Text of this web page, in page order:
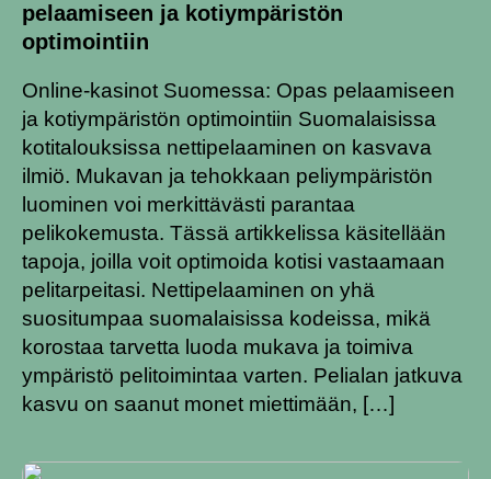
pelaamiseen ja kotiympäristön
optimointiin
Online-kasinot Suomessa: Opas pelaamiseen
ja kotiympäristön optimointiin Suomalaisissa
kotitalouksissa nettipelaaminen on kasvava
ilmiö. Mukavan ja tehokkaan peliympäristön
luominen voi merkittävästi parantaa
pelikokemusta. Tässä artikkelissa käsitellään
tapoja, joilla voit optimoida kotisi vastaamaan
pelitarpeitasi. Nettipelaaminen on yhä
suositumpaa suomalaisissa kodeissa, mikä
korostaa tarvetta luoda mukava ja toimiva
ympäristö pelitoimintaa varten. Pelialan jatkuva
kasvu on saanut monet miettimään, […]